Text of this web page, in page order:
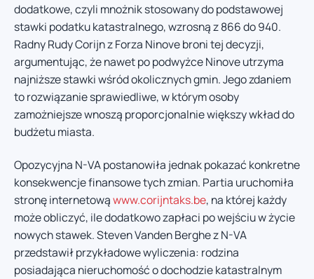
dodatkowe, czyli mnożnik stosowany do podstawowej
stawki podatku katastralnego, wzrosną z 866 do 940.
Radny Rudy Corijn z Forza Ninove broni tej decyzji,
argumentując, że nawet po podwyżce Ninove utrzyma
najniższe stawki wśród okolicznych gmin. Jego zdaniem
to rozwiązanie sprawiedliwe, w którym osoby
zamożniejsze wnoszą proporcjonalnie większy wkład do
budżetu miasta.
Opozycyjna N-VA postanowiła jednak pokazać konkretne
konsekwencje finansowe tych zmian. Partia uruchomiła
stronę internetowąwww.corijntaks.be, na której każdy
może obliczyć, ile dodatkowo zapłaci po wejściu w życie
nowych stawek. Steven Vanden Berghe z N-VA
przedstawił przykładowe wyliczenia: rodzina
posiadająca nieruchomość o dochodzie katastralnym